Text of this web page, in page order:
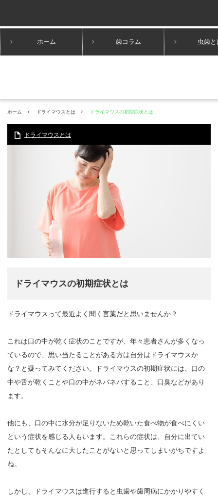
ホーム 歯コラム 虫歯と
ホーム ドライマウスとは ドライマウスの初期症状とは
ドライマウスとは
ドライマウスの初期症状とは
ドライマウスって最近よく聞く言葉だと思いませんか？
これは口の中が乾く症状のことですが、年々患者さんが多くなっ
ているので、思い当たることがある方は自分はドライマウスか
な？と疑ってみてください。ドライマウスの初期症状には、口の
中や舌が乾くことや口の中がネバネバすること、口臭などがあり
ます。
他にも、口の中に水分が足りないため乾いた食べ物が食べにくい
という症状を感じる人もいます。これらの症状は、自分に出てい
たとしてもそんなに大したことがないと思ってしまいがちですよ
ね。
しかし、ドライマウスは進行すると虫歯や歯周病にかかりやすく